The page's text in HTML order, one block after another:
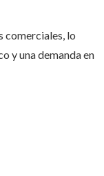
comerciales, lo
y una demanda en